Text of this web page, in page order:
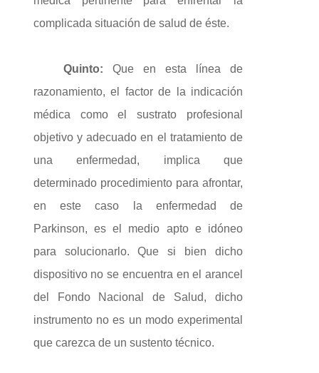
complicada situación de salud de éste.
Quinto:Que en esta línea de
razonamiento, el factor de la indicación
médica como el sustrato profesional
objetivo y adecuado en el tratamiento de
una enfermedad, implica que
determinado procedimiento para afrontar,
en este caso la enfermedad de
Parkinson, es el medio apto e idóneo
para solucionarlo. Que si bien dicho
dispositivo no se encuentra en el arancel
del Fondo Nacional de Salud, dicho
instrumento no es un modo experimental
que carezca de un sustento técnico.